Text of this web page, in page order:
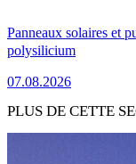
Panneaux solaires et
polysilicium
07.08.2026
PLUS DE CETTE